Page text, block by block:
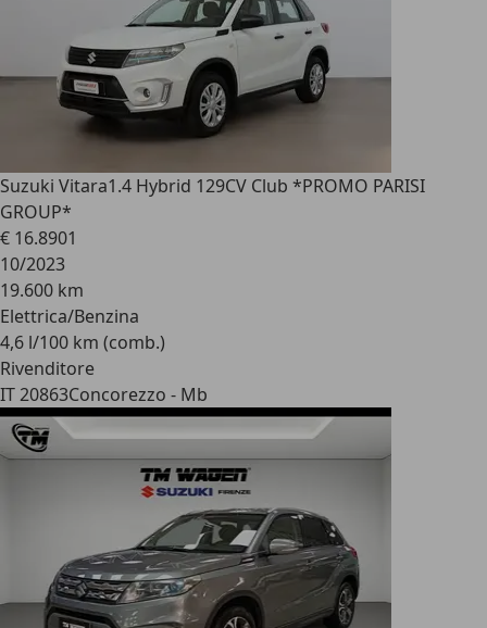
Suzuki Vitara1.4 Hybrid 129CV Club *PROMO PARISI
GROUP*
€ 16.8901
10/2023
19.600 km
Elettrica/Benzina
4,6 l/100 km (comb.)
Rivenditore
IT 20863Concorezzo - Mb